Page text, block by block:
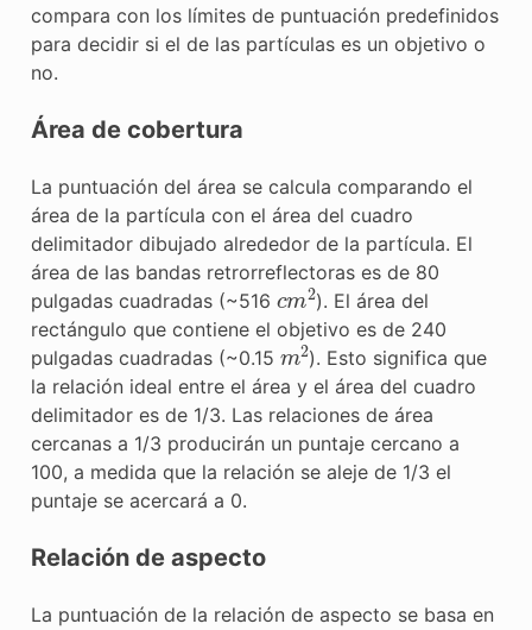
compara con los límites de puntuación predefinidos
para decidir si el de las partículas es un objetivo o
no.
Área de cobertura
La puntuación del área se calcula comparando el
área de la partícula con el área del cuadro
delimitador dibujado alrededor de la partícula. El
área de las bandas retrorreflectoras es de 80
pulgadas cuadradas (~516 cm2). El área del
rectángulo que contiene el objetivo es de 240
pulgadas cuadradas (~0.15 m2). Esto significa que
la relación ideal entre el área y el área del cuadro
delimitador es de 1/3. Las relaciones de área
cercanas a 1/3 producirán un puntaje cercano a
100, a medida que la relación se aleje de 1/3 el
puntaje se acercará a 0.
Relación de aspecto
La puntuación de la relación de aspecto se basa en